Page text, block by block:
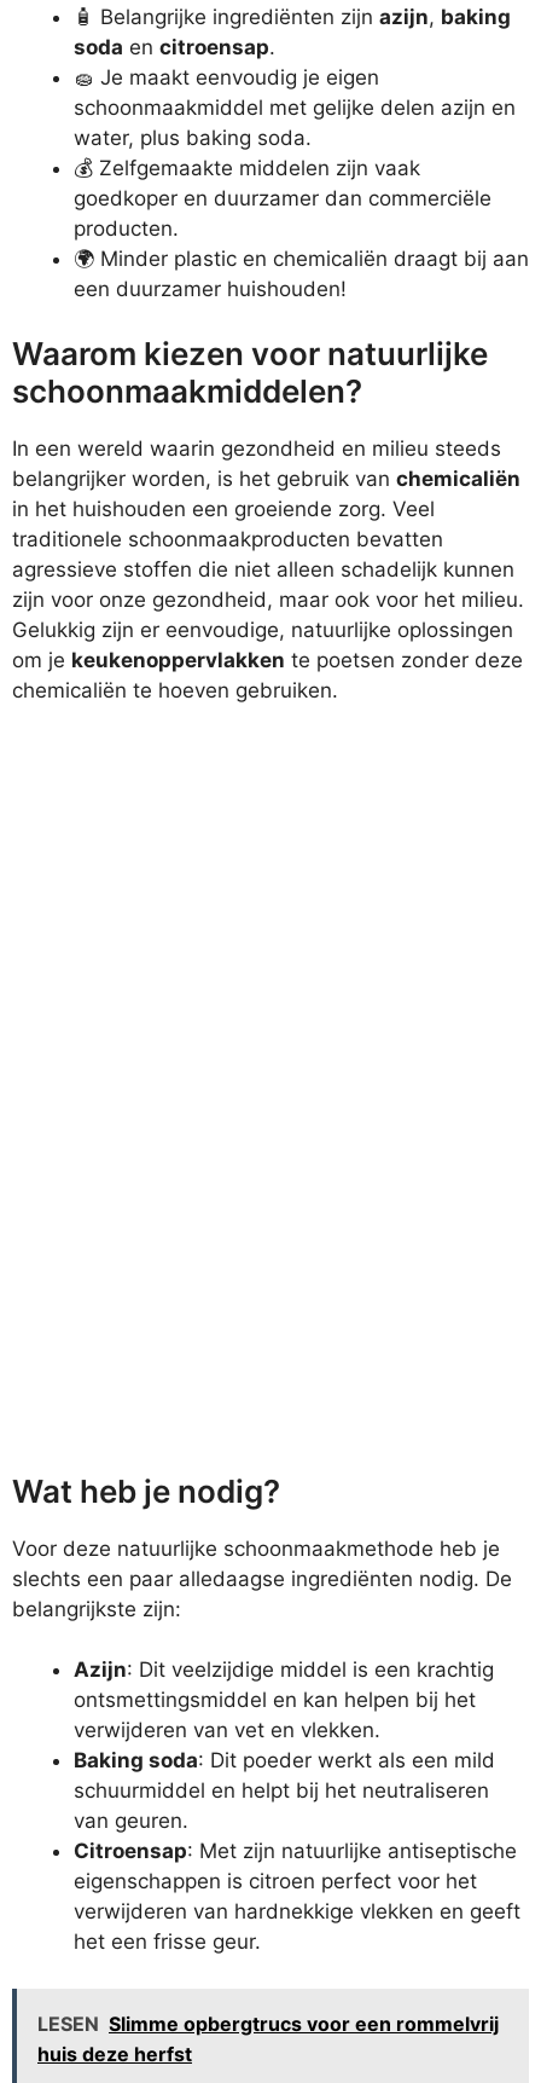
🧴 Belangrijke ingrediënten zijn azijn, baking
soda en citroensap.
🧽 Je maakt eenvoudig je eigen
schoonmaakmiddel met gelijke delen azijn en
water, plus baking soda.
💰 Zelfgemaakte middelen zijn vaak
goedkoper en duurzamer dan commerciële
producten.
🌍 Minder plastic en chemicaliën draagt bij aan
een duurzamer huishouden!
Waarom kiezen voor natuurlijke
schoonmaakmiddelen?
In een wereld waarin gezondheid en milieu steeds
belangrijker worden, is het gebruik van chemicaliën
in het huishouden een groeiende zorg. Veel
traditionele schoonmaakproducten bevatten
agressieve stoffen die niet alleen schadelijk kunnen
zijn voor onze gezondheid, maar ook voor het milieu.
Gelukkig zijn er eenvoudige, natuurlijke oplossingen
om je keukenoppervlakken te poetsen zonder deze
chemicaliën te hoeven gebruiken.
Wat heb je nodig?
Voor deze natuurlijke schoonmaakmethode heb je
slechts een paar alledaagse ingrediënten nodig. De
belangrijkste zijn:
Azijn: Dit veelzijdige middel is een krachtig
ontsmettingsmiddel en kan helpen bij het
verwijderen van vet en vlekken.
Baking soda: Dit poeder werkt als een mild
schuurmiddel en helpt bij het neutraliseren
van geuren.
Citroensap: Met zijn natuurlijke antiseptische
eigenschappen is citroen perfect voor het
verwijderen van hardnekkige vlekken en geeft
het een frisse geur.
LESEN Slimme opbergtrucs voor een rommelvrij
huis deze herfst